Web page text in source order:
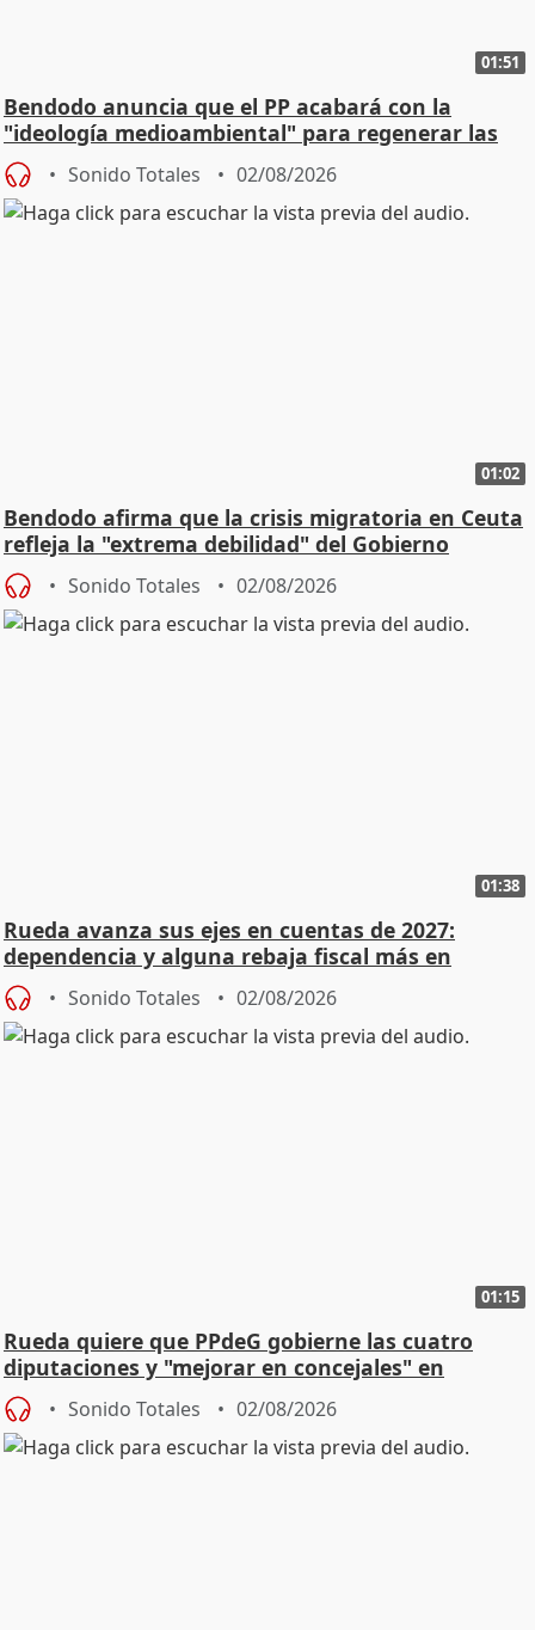
01:51
Bendodo anuncia que el PP acabará con la
"ideología medioambiental" para regenerar las
playas
Sonido Totales 02/08/2026
01:02
Bendodo afirma que la crisis migratoria en Ceuta
refleja la "extrema debilidad" del Gobierno
Sonido Totales 02/08/2026
01:38
Rueda avanza sus ejes en cuentas de 2027:
dependencia y alguna rebaja fiscal más en
vivienda
Sonido Totales 02/08/2026
01:15
Rueda quiere que PPdeG gobierne las cuatro
diputaciones y "mejorar en concejales" en
ciudades
Sonido Totales 02/08/2026